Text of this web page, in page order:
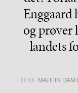
Enggaard
og prøver
landets
FOTO: MARTIN DAM